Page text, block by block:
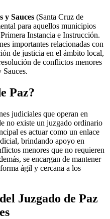
y Sauces (Santa Cruz de
para aquellos municipios
Instancia e Instrucción.
importantes relacionadas con
de justicia en el ámbito local,
de conflictos menores
Sauces.
Paz?
judiciales que operan en
no existe un juzgado ordinario
es actuar como un enlace
brindando apoyo en
menores que no requieren
se encargan de mantener
ágil y cercana a los
Juzgado de Paz